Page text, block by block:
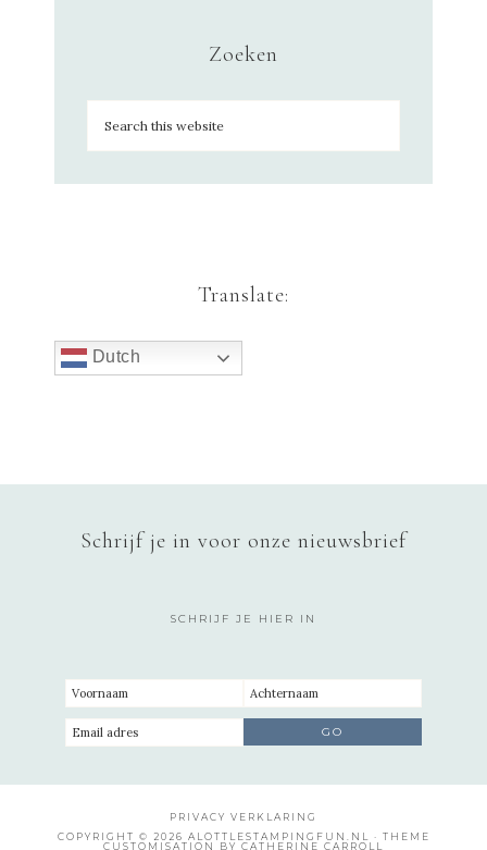
Zoeken
Translate:
Dutch
Schrijf je in voor onze nieuwsbrief
SCHRIJF JE HIER IN
PRIVACY VERKLARING
COPYRIGHT © 2026 ALOTTLESTAMPINGFUN.NL · THEME
CUSTOMISATION BY CATHERINE CARROLL